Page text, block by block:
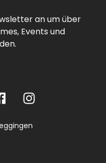
an um über
Events und